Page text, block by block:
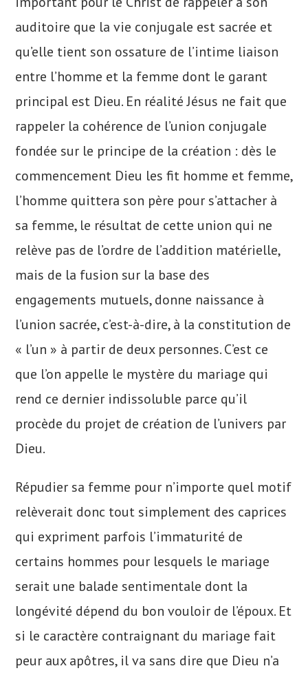
auditoire que la vie conjugale est sacrée et
qu’elle tient son ossature de l’intime liaison
entre l’homme et la femme dont le garant
principal est Dieu. En réalité Jésus ne fait que
rappeler la cohérence de l’union conjugale
fondée sur le principe de la création : dès le
commencement Dieu les fit homme et femme,
l’homme quittera son père pour s’attacher à
sa femme, le résultat de cette union qui ne
relève pas de l’ordre de l’addition matérielle,
mais de la fusion sur la base des
engagements mutuels, donne naissance à
l’union sacrée, c’est-à-dire, à la constitution de
« l’un » à partir de deux personnes. C’est ce
que l’on appelle le mystère du mariage qui
rend ce dernier indissoluble parce qu’il
procède du projet de création de l’univers par
Dieu.
Répudier sa femme pour n’importe quel motif
relèverait donc tout simplement des caprices
qui expriment parfois l’immaturité de
certains hommes pour lesquels le mariage
serait une balade sentimentale dont la
longévité dépend du bon vouloir de l’époux. Et
si le caractère contraignant du mariage fait
peur aux apôtres, il va sans dire que Dieu n’a